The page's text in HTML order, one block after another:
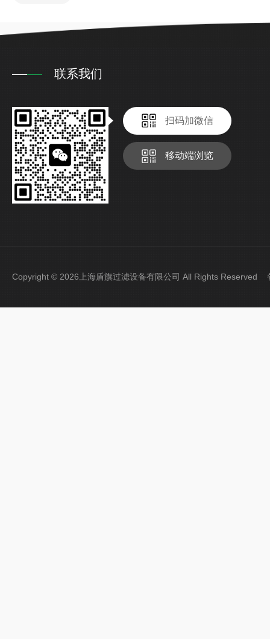
联系我们
扫码加微信
移动端浏览
Copyright © 2026上海盾旗过滤设备有限公司 All Rights Reserved